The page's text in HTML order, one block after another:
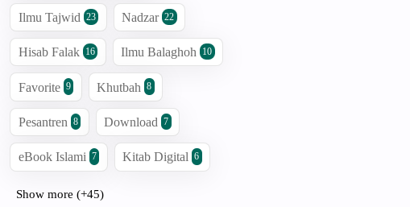
Ilmu Tajwid 23 Nadzar 22
Hisab Falak 16 Ilmu Balaghoh 10
Favorite 9 Khutbah 8
Pesantren 8 Download 7
eBook Islami 7 Kitab Digital 6
Show more (+45)